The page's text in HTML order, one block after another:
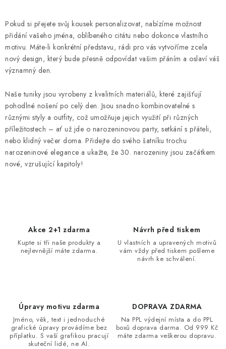
v
l
á
d
a
í
p
r
v
k
y
Pokud si přejete svůj kousek personalizovat, nabízíme možnost
přidání vašeho jména, oblíbeného citátu nebo dokonce vlastního
motivu. Máte-li konkrétní představu, rádi pro vás vytvoříme zcela
nový design, který bude přesně odpovídat vašim přáním a oslaví váš
významný den.
Naše tuniky jsou vyrobeny z kvalitních materiálů, které zajišťují
pohodlné nošení po celý den. Jsou snadno kombinovatelné s
různými styly a outfity, což umožňuje jejich využití při různých
příležitostech – ať už jde o narozeninovou party, setkání s přáteli,
nebo klidný večer doma. Přidejte do svého šatníku trochu
narozeninové elegance a ukažte, že 30. narozeniny jsou začátkem
nové, vzrušující kapitoly!
Akce 2+1 zdarma
Kupte si tři naše produkty a
nejlevnější máte zdarma.
Návrh před tiskem
U vlastních a upravených motivů
vám vždy před tiskem pošleme
návrh ke schválení.
Úpravy motivu zdarma
Jméno, věk, text i jednoduché
grafické úpravy provádíme bez
příplatku. S vaší grafikou pracují
skuteční lidé, ne AI.
DOPRAVA ZDARMA
Na PPL výdejní místa a do PPL
boxů doprava darma. Od 999 Kč
máte zdarma veškerou dopravu.